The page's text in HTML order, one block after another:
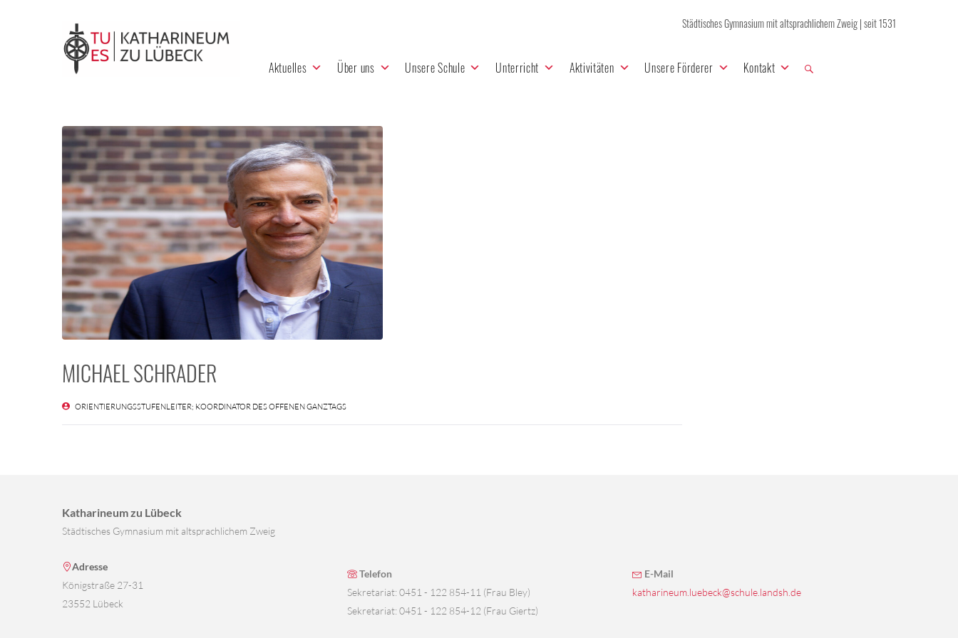
Städtisches Gymnasium mit altsprachlichem Zweig | seit 1531
Aktuelles Über uns Unsere Schule Unterricht Aktivitäten Unsere Förderer Kontakt
MICHAEL SCHRADER
ORIENTIERUNGSSTUFENLEITER; KOORDINATOR DES OFFENEN GANZTAGS
Katharineum zu Lübeck
Städtisches Gymnasium mit altsprachlichem Zweig
Adresse
Königstraße 27-31
23552 Lübeck
Telefon
Sekretariat: 0451 - 122 854-11 (Frau Bley)
Sekretariat: 0451 - 122 854-12 (Frau Giertz)
E-Mail
katharineum.luebeck@schule.landsh.de